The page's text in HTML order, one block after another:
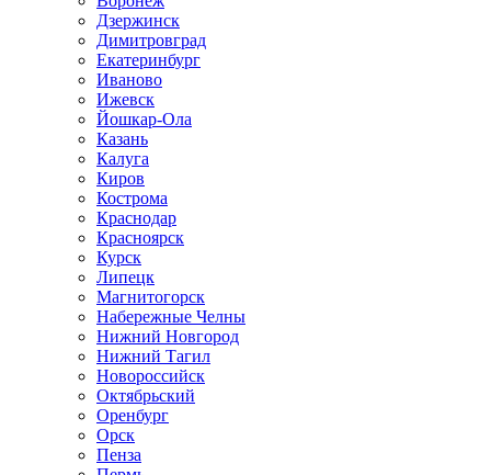
Дзержинск
Димитровград
Екатеринбург
Иваново
Ижевск
Йошкар-Ола
Казань
Калуга
Киров
Кострома
Краснодар
Красноярск
Курск
Липецк
Магнитогорск
Набережные Челны
Нижний Новгород
Нижний Тагил
Новороссийск
Октябрьский
Оренбург
Орск
Пенза